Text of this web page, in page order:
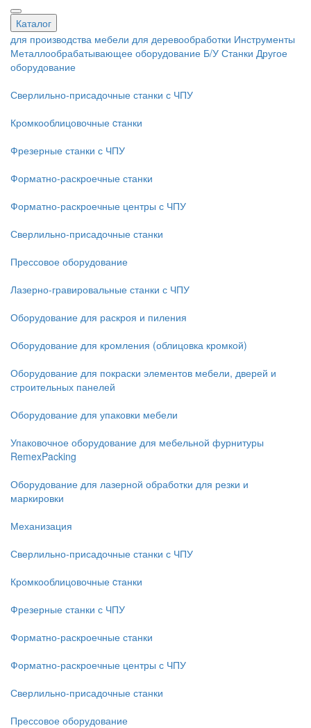
Каталог
для производства мебели для деревообработки Инструменты
Металлообрабатывающее оборудование Б/У Станки Другое
оборудование
Сверлильно-присадочные станки с ЧПУ
Кромкооблицовочные cтанки
Фрезерные станки с ЧПУ
Форматно-раскроечные станки
Форматно-раскроечные центры с ЧПУ
Сверлильно-присадочные станки
Прессовое оборудование
Лазерно-гравировальные станки с ЧПУ
Оборудование для раскроя и пиления
Оборудование для кромления (облицовка кромкой)
Оборудование для покраски элементов мебели, дверей и
строительных панелей
Оборудование для упаковки мебели
Упаковочное оборудование для мебельной фурнитуры
RemexPacking
Оборудование для лазерной обработки для резки и
маркировки
Механизация
Сверлильно-присадочные станки с ЧПУ
Кромкооблицовочные cтанки
Фрезерные станки с ЧПУ
Форматно-раскроечные станки
Форматно-раскроечные центры с ЧПУ
Сверлильно-присадочные станки
Прессовое оборудование